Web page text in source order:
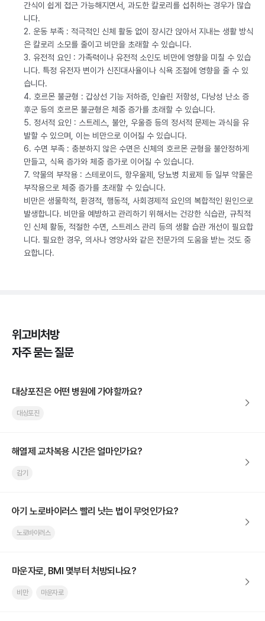
간식이 쉽게 접근 가능해지면서, 과도한 칼로리를 섭취하는 경우가 많습
니다.
2. 운동 부족 : 적극적인 신체 활동 없이 장시간 앉아서 지내는 생활 방식
은 칼로리 소모를 줄이고 비만을 초래할 수 있습니다.
3. 유전적 요인 : 가족력이나 유전적 소인도 비만에 영향을 미칠 수 있습
니다. 특정 유전자 변이가 신진대사율이나 식욕 조절에 영향을 줄 수 있
습니다.
4. 호르몬 불균형 : 갑상선 기능 저하증, 인슐린 저항성, 다낭성 난소 증
후군 등의 호르몬 불균형은 체중 증가를 초래할 수 있습니다.
5. 정서적 요인 : 스트레스, 불안, 우울증 등의 정서적 문제는 과식을 유
발할 수 있으며, 이는 비만으로 이어질 수 있습니다.
6. 수면 부족 : 충분하지 않은 수면은 신체의 호르몬 균형을 불안정하게
만들고, 식욕 증가와 체중 증가로 이어질 수 있습니다.
7. 약물의 부작용 : 스테로이드, 항우울제, 당뇨병 치료제 등 일부 약물은
부작용으로 체중 증가를 초래할 수 있습니다.
비만은 생물학적, 환경적, 행동적, 사회경제적 요인의 복합적인 원인으로
발생합니다. 비만을 예방하고 관리하기 위해서는 건강한 식습관, 규칙적
인 신체 활동, 적절한 수면, 스트레스 관리 등의 생활 습관 개선이 필요합
니다. 필요한 경우, 의사나 영양사와 같은 전문가의 도움을 받는 것도 중
요합니다.
위고비처방
자주 묻는 질문
대상포진은 어떤 병원에 가야할까요?
대상포진
해열제 교차복용 시간은 얼마인가요?
감기
아기 노로바이러스 빨리 낫는 법이 무엇인가요?
노로바이러스
마운자로, BMI 몇부터 처방되나요?
비만 마운자로